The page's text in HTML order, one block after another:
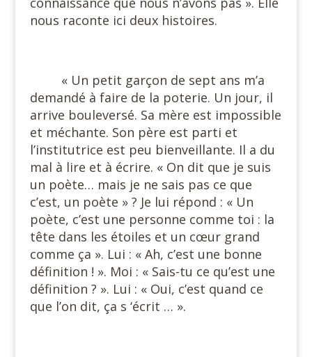
nous raconte ici deux histoires.
« Un petit garçon de sept ans m’a
demandé à faire de la poterie. Un jour, il
arrive bouleversé. Sa mère est impossible
et méchante. Son père est parti et
l’institutrice est peu bienveillante. Il a du
mal à lire et à écrire. « On dit que je suis
un poète… mais je ne sais pas ce que
c’est, un poète » ? Je lui répond : « Un
poète, c’est une personne comme toi : la
tête dans les étoiles et un cœur grand
comme ça ». Lui : « Ah, c’est une bonne
définition ! ». Moi : « Sais-tu ce qu’est une
définition ? ». Lui : « Oui, c’est quand ce
que l’on dit, ça s ‘écrit … ».